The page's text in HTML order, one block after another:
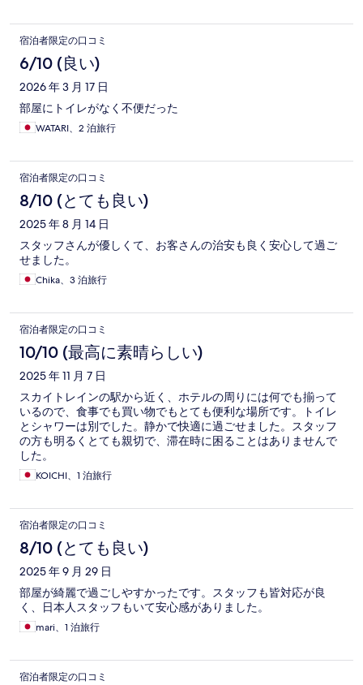
宿泊者限定の口コミ
6/10 (良い)
2026 年 3 月 17 日
部屋にトイレがなく不便だった
WATARI、2 泊旅行
宿泊者限定の口コミ
8/10 (とても良い)
2025 年 8 月 14 日
スタッフさんが優しくて、お客さんの治安も良く安心して過ご
せました。
Chika、3 泊旅行
宿泊者限定の口コミ
10/10 (最高に素晴らしい)
2025 年 11 月 7 日
スカイトレインの駅から近く、ホテルの周りには何でも揃って
いるので、食事でも買い物でもとても便利な場所です。トイレ
とシャワーは別でした。静かで快適に過ごせました。スタッフ
の方も明るくとても親切で、滞在時に困ることはありませんで
した。
KOICHI、1 泊旅行
宿泊者限定の口コミ
8/10 (とても良い)
2025 年 9 月 29 日
部屋が綺麗で過ごしやすかったです。スタッフも皆対応が良
く、日本人スタッフもいて安心感がありました。
mari、1 泊旅行
宿泊者限定の口コミ